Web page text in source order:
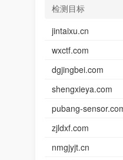
检测目标
jintaixu.cn
wxctf.com
dgjingbei.com
shengxieya.com
pubang-
zjldxf.com
nmgjyjt.cn